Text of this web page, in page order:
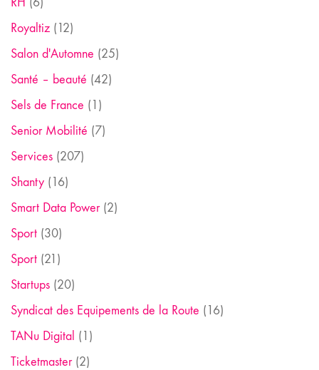
Royaltiz (12)
Salon d'Automne (25)
Santé – beauté (42)
Sels de France (1)
Senior Mobilité (7)
Services (207)
Shanty (16)
Smart Data Power(2)
Sport (30)
Sport (21)
Startups (20)
Syndicat des Equipements de la Route (16)
TANu Digital (1)
Ticketmaster(2)